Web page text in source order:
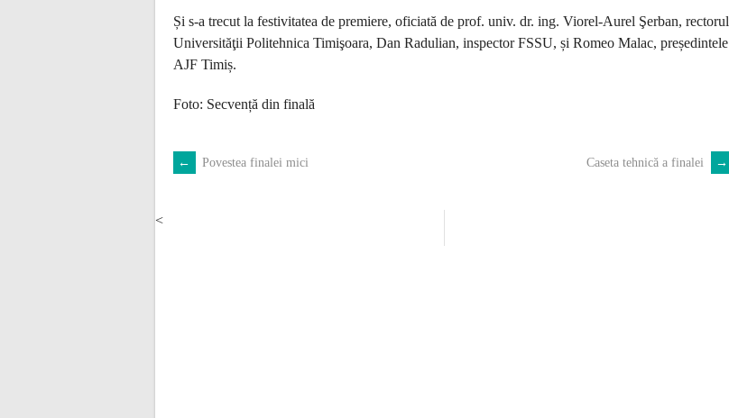
Și s-a trecut la festivitatea de premiere, oficiată de prof. univ. dr. ing. Viorel-Aurel Şerban, rectorul
Universităţii Politehnica Timişoara, Dan Radulian, inspector FSSU, și Romeo Malac, președintele
AJF Timiș.
Foto: Secvență din finală
POST
← Povestea finalei mici Caseta tehnică a finalei →
<